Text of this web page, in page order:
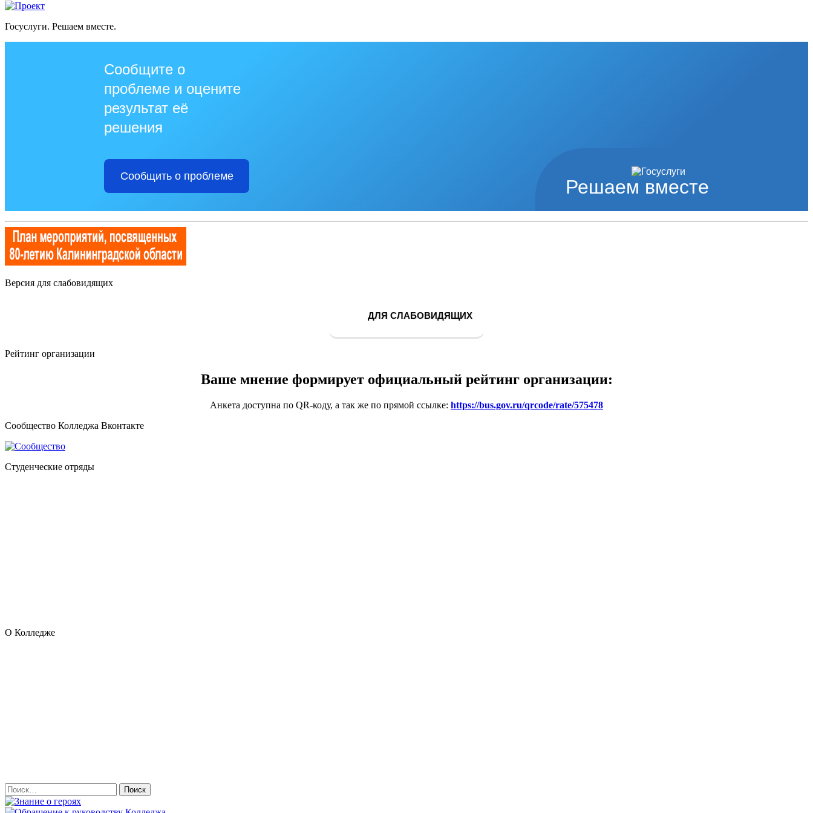
Госуслуги. Решаем вместе.
Решаем вместе
Сообщите о
проблеме и оцените
результат её
решения
Сообщить о проблеме
Версия для слабовидящих
ДЛЯ СЛАБОВИДЯЩИХ
Рейтинг организации
Ваше мнение формирует официальный рейтинг организации:
Анкета доступна по QR-коду, а так же по прямой ссылке: https://bus.gov.ru/qrcode/rate/575478
Сообщество Колледжа Вконтакте
Студенческие отряды
О Колледже
Найти: